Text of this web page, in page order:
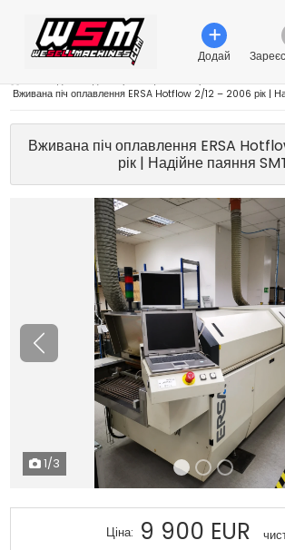
Додай
Вживана піч оплавлення ERSA Hotflow 2/12 – 2006 рік |
Вживана піч оплавлення ERSA
рік | Надійне паяння
Попередня
1/3
Ціна: 9 900 EUR